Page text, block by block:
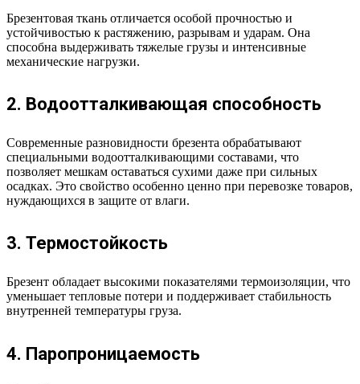
Брезентовая ткань отличается особой прочностью и
устойчивостью к растяжению, разрывам и ударам. Она
способна выдерживать тяжелые грузы и интенсивные
механические нагрузки.
2. Водоотталкивающая способность
Современные разновидности брезента обрабатывают
специальными водоотталкивающими составами, что
позволяет мешкам оставаться сухими даже при сильных
осадках. Это свойство особенно ценно при перевозке товаров,
нуждающихся в защите от влаги.
3. Термостойкость
Брезент обладает высокими показателями термоизоляции, что
уменьшает тепловые потери и поддерживает стабильность
внутренней температуры груза.
4. Паропроницаемость